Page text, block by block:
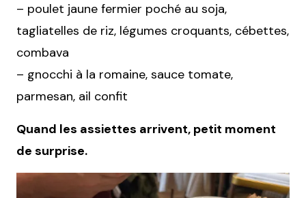
– poulet jaune fermier poché au soja,
tagliatelles de riz, légumes croquants, cébettes,
combava
– gnocchi à la romaine, sauce tomate,
parmesan, ail confit
Quand les assiettes arrivent, petit moment
de surprise.